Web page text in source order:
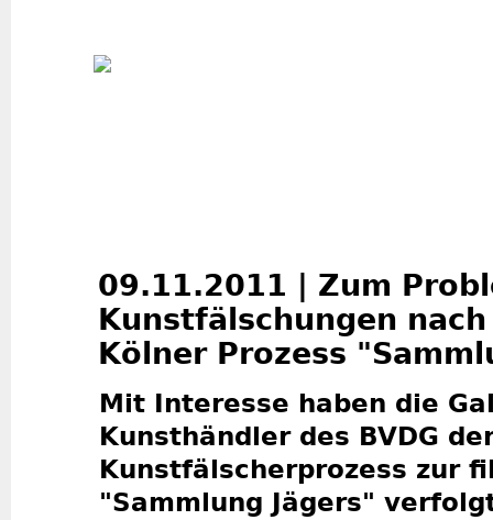
09.11.2011 | Zum
Kunstfälschungen
Kölner Prozess
Mit Interesse haben die
Kunsthändler des BVDG
Kunstfälscherprozess zur
"Sammlung Jägers"